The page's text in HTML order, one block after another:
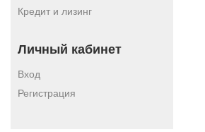
Кредит и лизинг
Личный кабинет
Вход
Регистрация